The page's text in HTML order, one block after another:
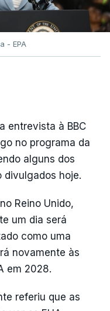
- EPA
entrevista à BBC
no programa da
alguns dos
divulgados hoje.
Reino Unido,
um dia será
como uma
novamente às
em 2028.
referiu que as